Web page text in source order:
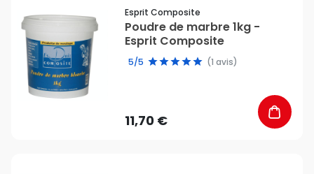
Esprit Composite
Poudre de marbre 1kg -
Esprit Composite
5/5 (1 avis)
11,70 €